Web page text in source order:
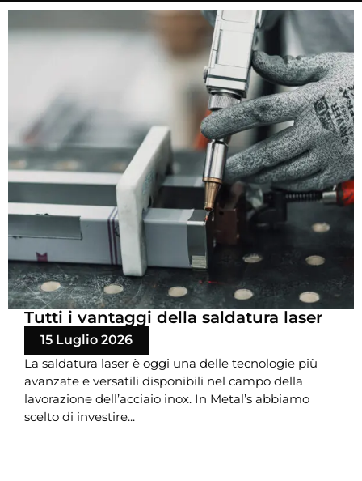
Tutti i vantaggi della saldatura laser
15 Luglio 2026
La saldatura laser è oggi una delle tecnologie più
avanzate e versatili disponibili nel campo della
lavorazione dell’acciaio inox. In Metal’s abbiamo
scelto di investire...